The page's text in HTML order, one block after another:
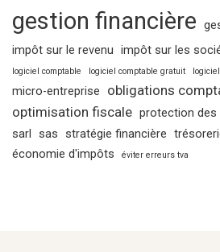
gestion financière
impôt sur le revenu impôt sur les
logiciel comptable logiciel comptable gratuit
micro-entreprise
obligations
optimisation fiscale protection des
sarl
sas stratégie financière
économie d'impôts éviter erreurs tva